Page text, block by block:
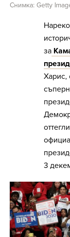
Снимка: Getty
за
Харис,
3